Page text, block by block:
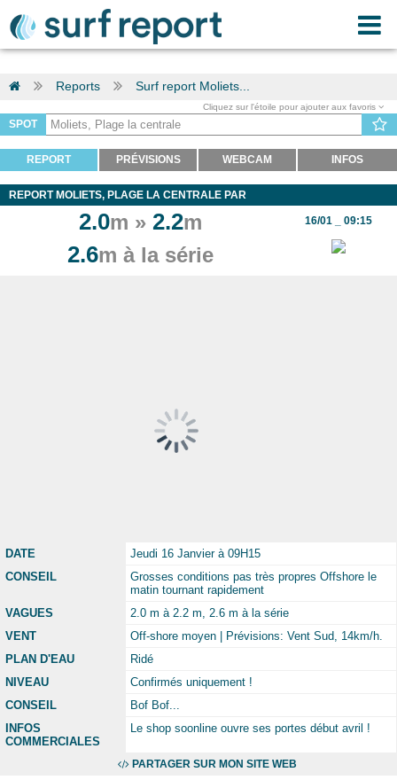
Reports Surf report Moliets...
Cliquez sur l'étoile pour ajouter aux favoris
SPOT
REPORT PRÉVISIONS WEBCAM INFOS
REPORT MOLIETS, PLAGE LA CENTRALE PAR
2.0m » 2.2m
2.6m à la série
16/01 _ 09:15
DATE
Jeudi 16 Janvier à 09H15
CONSEIL
Grosses conditions pas très propres Offshore le
matin tournant rapidement
VAGUES
2.0 m à 2.2 m, 2.6 m à la série
VENT
Off-shore moyen | Prévisions: Vent Sud, 14km/h.
PLAN D'EAU
Ridé
NIVEAU
Confirmés uniquement !
CONSEIL
Bof Bof...
INFOS
COMMERCIALES
Le shop soonline ouvre ses portes début avril !
PARTAGER SUR MON SITE WEB